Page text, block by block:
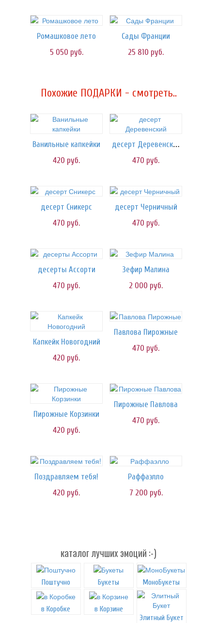
Ромашковое лето
5 050 руб.
Сады Франции
25 810 руб.
Похожие ПОДАРКИ - смотреть..
Ванильные капкейки
420 руб.
десерт Деревенский
470 руб.
десерт Сникерс
470 руб.
десерт Черничный
470 руб.
десерты Ассорти
470 руб.
Зефир Малина
2 000 руб.
Капкейк Новогодний
420 руб.
Павлова Пирожные
470 руб.
Пирожные Корзинки
420 руб.
Пирожные Павлова
470 руб.
Поздравляем тебя!
420 руб.
Раффаэлло
7 200 руб.
каталог лучших эмоций :-)
Поштучно Букеты МоноБукеты
в Коробке
в Корзине
Элитный Букет